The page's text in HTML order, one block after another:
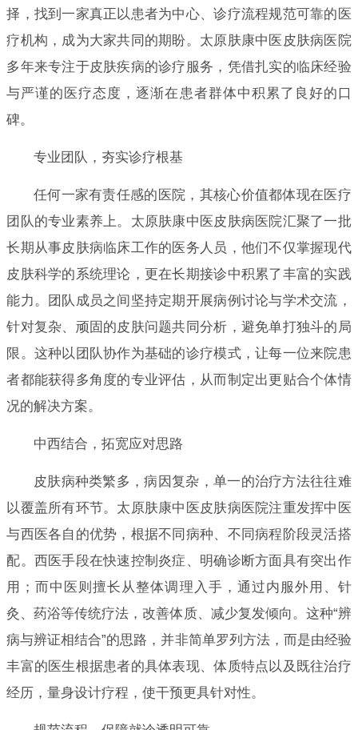
择，找到一家真正以患者为中心、诊疗流程规范可靠的医
疗机构，成为大家共同的期盼。太原肤康中医皮肤病医院
多年来专注于皮肤疾病的诊疗服务，凭借扎实的临床经验
与严谨的医疗态度，逐渐在患者群体中积累了良好的口
碑。
专业团队，夯实诊疗根基
任何一家有责任感的医院，其核心价值都体现在医疗
团队的专业素养上。太原肤康中医皮肤病医院汇聚了一批
长期从事皮肤病临床工作的医务人员，他们不仅掌握现代
皮肤科学的系统理论，更在长期接诊中积累了丰富的实践
能力。团队成员之间坚持定期开展病例讨论与学术交流，
针对复杂、顽固的皮肤问题共同分析，避免单打独斗的局
限。这种以团队协作为基础的诊疗模式，让每一位来院患
者都能获得多角度的专业评估，从而制定出更贴合个体情
况的解决方案。
中西结合，拓宽应对思路
皮肤病种类繁多，病因复杂，单一的治疗方法往往难
以覆盖所有环节。太原肤康中医皮肤病医院注重发挥中医
与西医各自的优势，根据不同病种、不同病程阶段灵活搭
配。西医手段在快速控制炎症、明确诊断方面具有突出作
用；而中医则擅长从整体调理入手，通过内服外用、针
灸、药浴等传统疗法，改善体质、减少复发倾向。这种“辨
病与辨证相结合”的思路，并非简单罗列方法，而是由经验
丰富的医生根据患者的具体表现、体质特点以及既往治疗
经历，量身设计疗程，使干预更具针对性。